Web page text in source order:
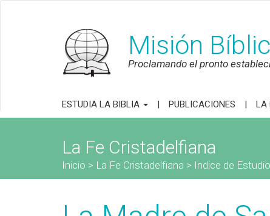
Misión
Proclamando el pronto
ESTUDIA LA BIBLIA PUBLICACIONES LA
La Fe Cristadelfiana
Inicio > La Fe Cristadelfiana > Indice de